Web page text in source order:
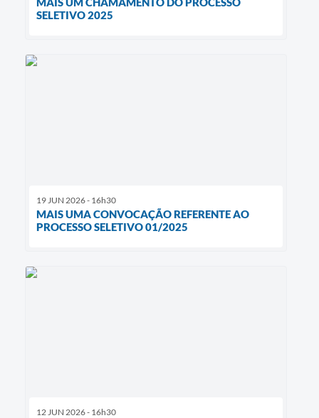
SELETIVO 2025
19 JUN 2026 - 16h30
MAIS UMA CONVOCAÇÃO REFERENTE AO
PROCESSO SELETIVO 01/2025
12 JUN 2026 - 16h30